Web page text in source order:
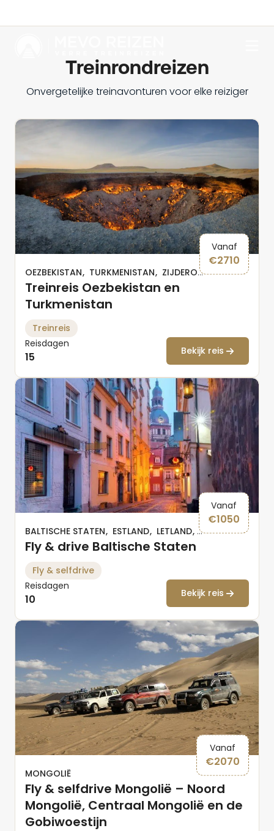
Treinrondreizen
Onvergetelijke treinavonturen voor elke reiziger
Vanaf
€2710
OEZBEKISTAN TURKMENISTAN ZIJDEROUTE
Treinreis Oezbekistan en
Turkmenistan
Treinreis
Reisdagen
15 Bekijk reis
Vanaf
€1050
BALTISCHE STATEN ESTLAND LETLAND LITOUWEN
Fly & drive Baltische Staten
Fly & selfdrive
Reisdagen
10 Bekijk reis
Vanaf
€2070
MONGOLIË
Fly & selfdrive Mongolië – Noord
Mongolië, Centraal Mongolië en de
Gobiwoestijn